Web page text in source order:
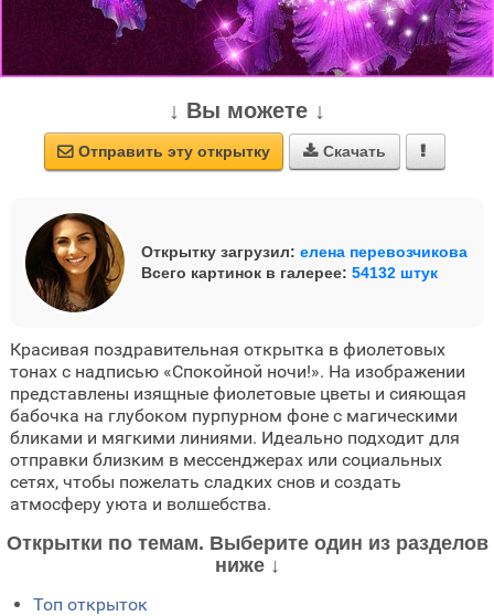
↓ Вы можете ↓
 Отправить эту открытку  Скачать 
Открытку загрузил: елена перевозчикова
Всего картинок в галерее: 54132 штук
Красивая поздравительная открытка в фиолетовых
тонах с надписью «Спокойной ночи!». На изображении
представлены изящные фиолетовые цветы и сияющая
бабочка на глубоком пурпурном фоне с магическими
бликами и мягкими линиями. Идеально подходит для
отправки близким в мессенджерах или социальных
сетях, чтобы пожелать сладких снов и создать
атмосферу уюта и волшебства.
Открытки по темам. Выберите один из разделов
ниже ↓
Топ открыток